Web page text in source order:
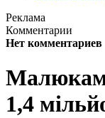
Реклама
Комментарии
Нет комментариев
Малюкам
1,4